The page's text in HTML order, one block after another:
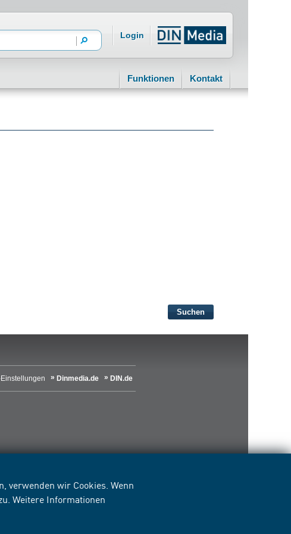
verwenden wir Cookies. Wenn
Weitere Informationen
Login
Funktionen Kontakt
Suchen
Dinmedia.de DIN.de